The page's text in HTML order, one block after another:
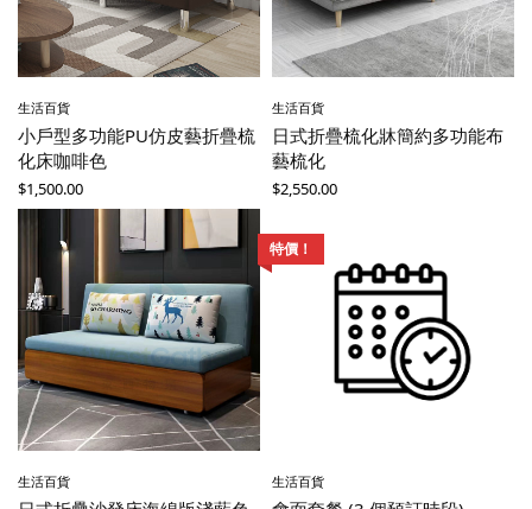
生活百貨
小戶型多功能PU仿皮藝折疊梳
化床咖啡色
$1,500.00
生活百貨
日式折疊梳化牀簡約多功能布
藝梳化
$2,550.00
生活百貨
特價！
生活百貨